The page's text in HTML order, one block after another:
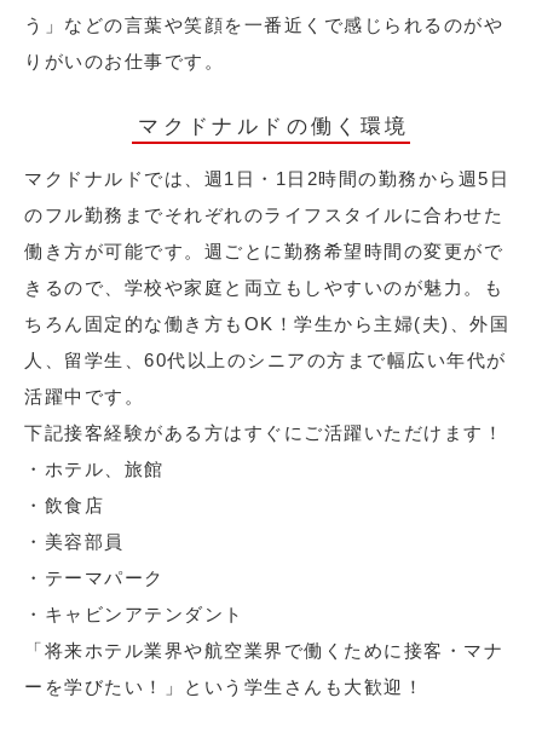
う」などの言葉や笑顔を一番近くで感じられるのがや
りがいのお仕事です。
マクドナルドの働く環境
マクドナルドでは、週1日・1日2時間の勤務から週5日
のフル勤務までそれぞれのライフスタイルに合わせた
働き方が可能です。週ごとに勤務希望時間の変更がで
きるので、学校や家庭と両立もしやすいのが魅力。も
ちろん固定的な働き方もOK！学生から主婦(夫)、外国
人、留学生、60代以上のシニアの方まで幅広い年代が
活躍中です。
下記接客経験がある方はすぐにご活躍いただけます！
・ホテル、旅館
・飲食店
・美容部員
・テーマパーク
・キャビンアテンダント
「将来ホテル業界や航空業界で働くために接客・マナ
ーを学びたい！」という学生さんも大歓迎！